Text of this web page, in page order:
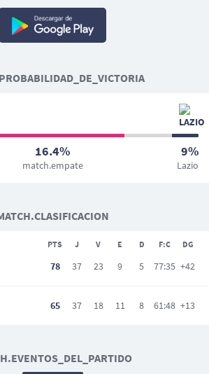
16.4%
match.empate
9%
Lazio
PTS J V E D F:C DG
78 37 23 9 5 77:35 +42
65 37 18 11 8 61:48 +13